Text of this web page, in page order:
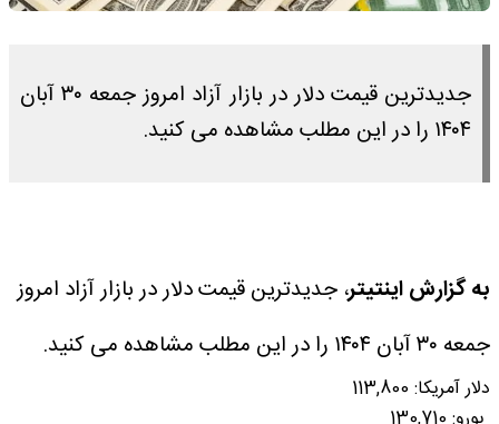
جدیدترین قیمت دلار در بازار آزاد امروز جمعه ۳۰ آبان
۱۴۰۴ را در این مطلب مشاهده می کنید.
به گزارش اینتیتر، جدیدترین قیمت دلار در بازار آزاد امروز
جمعه ۳۰ آبان ۱۴۰۴ را در این مطلب مشاهده می کنید.
دلار آمریکا: 113,800